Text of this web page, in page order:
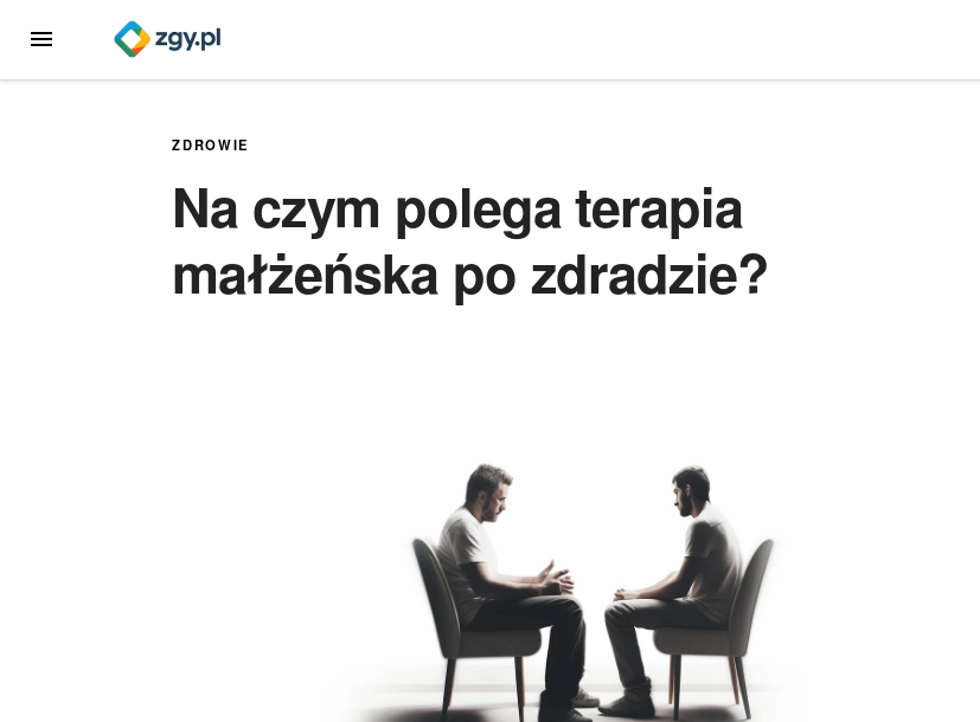
MENU
ZDROWIE
Na czym polega terapia
małżeńska po zdradzie?